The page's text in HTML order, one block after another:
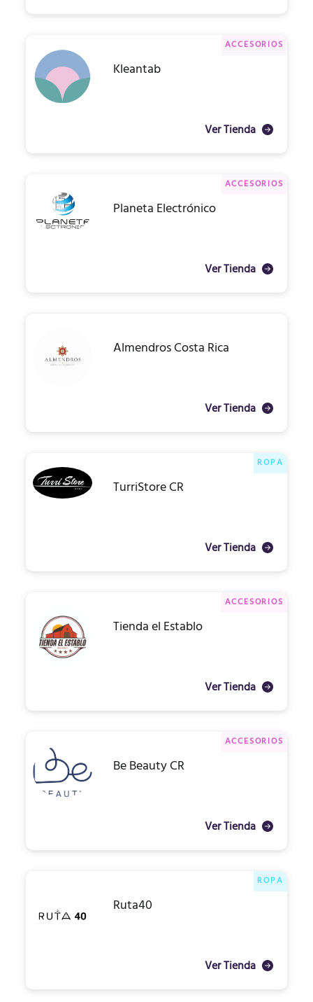
ACCESORIOS
Kleantab
Ver Tienda
ACCESORIOS
Planeta Electrónico
Ver Tienda
Almendros Costa Rica
Ver Tienda
ROPA
TurriStore CR
Ver Tienda
ACCESORIOS
Tienda el Establo
Ver Tienda
ACCESORIOS
Be Beauty CR
Ver Tienda
ROPA
Ruta40
Ver Tienda